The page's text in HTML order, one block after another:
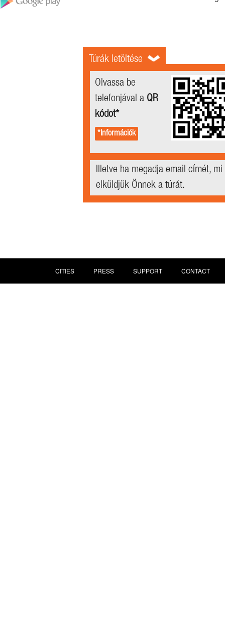
Túrák letöltése
Olvassa be
telefonjával a QR
kódot*
*Információk
Illetve ha megadja email címét, mi
elküldjük Önnek a túrát.
CITIES PRESS SUPPORT CONTACT